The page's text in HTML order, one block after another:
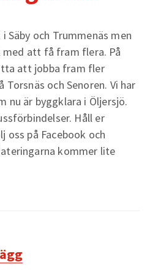
Säby och Trummenäs men
att få fram flera. På
att jobba fram fler
och Senoren. Vi har
nu är byggklara i Öljersjö.
Håll er
oss på Facebook och
kommer lite